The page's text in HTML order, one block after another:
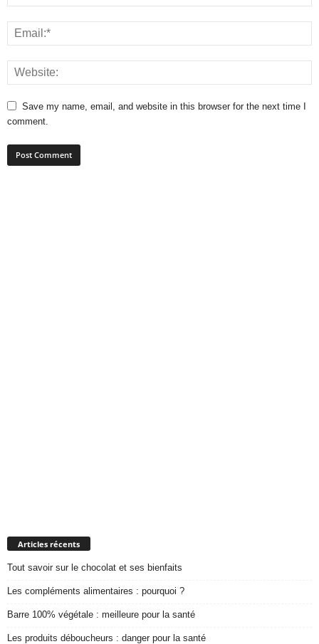
Save my name, email, and website in this browser for the next time I
comment.
Articles récents
Tout savoir sur le chocolat et ses bienfaits
Les compléments alimentaires : pourquoi ?
Barre 100% végétale : meilleure pour la santé
Les produits déboucheurs : danger pour la santé